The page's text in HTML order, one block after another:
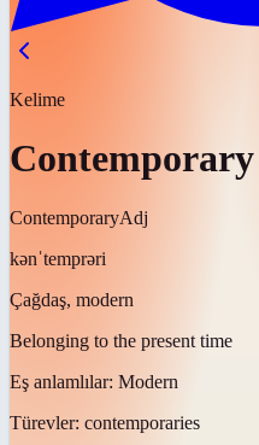
Kelime
Contemporary
ContemporaryAdj
kənˈtemprəri
Çağdaş, modern
Belonging to the present time
Eş anlamlılar: Modern
Türevler: contemporaries